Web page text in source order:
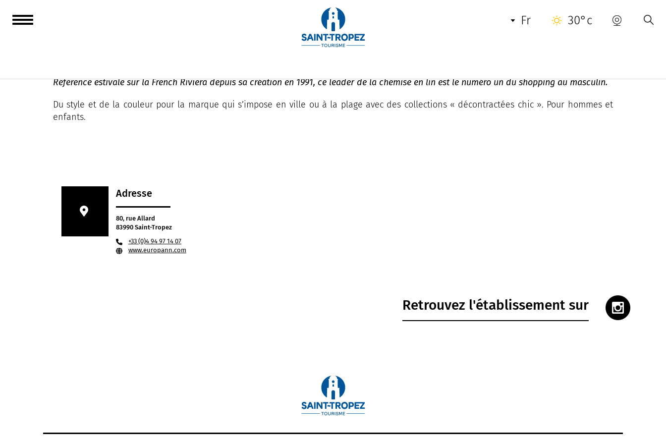
fr 30°c
Référence estivale sur la French Riviera depuis sa création en 1991, ce leader de la chemise en lin est le numéro un du shopping au masculin.
Du style et de la couleur pour la marque qui s’impose en ville ou à la plage avec des collections « décontractées chic ». Pour hommes et
enfants.
Adresse
80, rue Allard
83990 Saint-Tropez
+33 (0)4 94 97 14 07
www.europann.com
Retrouvez l'établissement sur